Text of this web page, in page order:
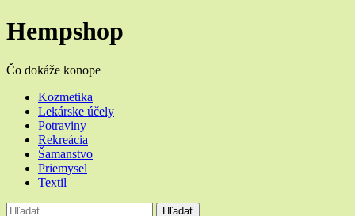
Hempshop
Čo dokáže konope
Hlavné
menu
Kozmetika
Lekárske účely
Potraviny
Rekreácia
Šamanstvo
Priemysel
Textil
Vyhľadávanie
Hľadať: